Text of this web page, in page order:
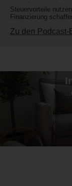
Steuervorteile
Finanzierung
Zu den Podcast-